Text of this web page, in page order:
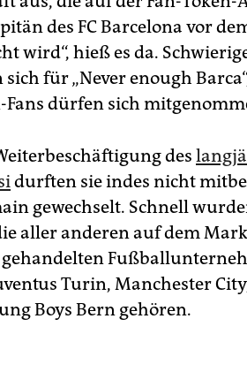
des FC Barcelona vor
wird“, hieß es da.
sich für „Never enough
Fans dürfen sich
des
durften sie indes nicht
gewechselt. Schnell
aller anderen auf dem
gehandelten
Turin, Manchester
Boys Bern gehören.